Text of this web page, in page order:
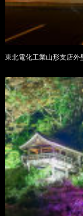
東北電化工業山形支店外